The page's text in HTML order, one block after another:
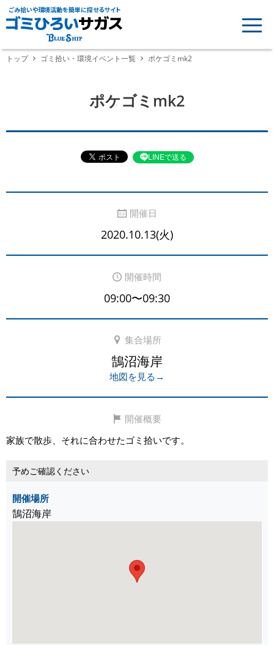
ごみ拾いや環境活動を簡単に探せるサイト
トップ ゴミ拾い・環境イベント一覧 ポケゴミmk2
ポケゴミmk2
LINEで送る
開催日
2020.10.13(火)
開催時間
09:00〜09:30
集合場所
鵠沼海岸
地図を見る→
開催概要
家族で散歩、それに合わせたゴミ拾いです。
予めご確認ください
開催場所
鵠沼海岸